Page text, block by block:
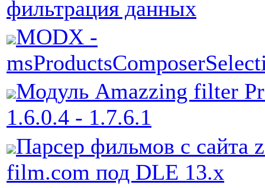
фильтрация данных
MODX -
Модуль Amazzing filter
1.6.0.4 - 1.7.6.1
Парсер фильмов с сайта
film.com под DLE 13.x